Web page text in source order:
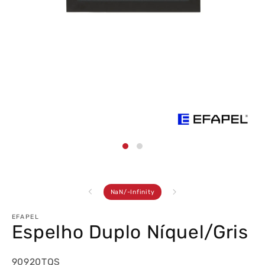
NaN/ de
-Infinity
EFAPEL
Espelho Duplo Níquel/Gris
90920TQS